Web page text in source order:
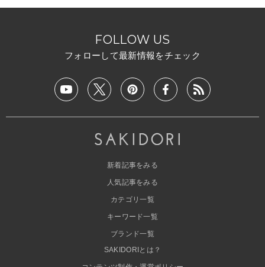
FOLLOW US
フォローして最新情報をチェック
新着記事をみる
人気記事をみる
カテゴリ一覧
キーワード一覧
ブランド一覧
SAKIDORIとは？